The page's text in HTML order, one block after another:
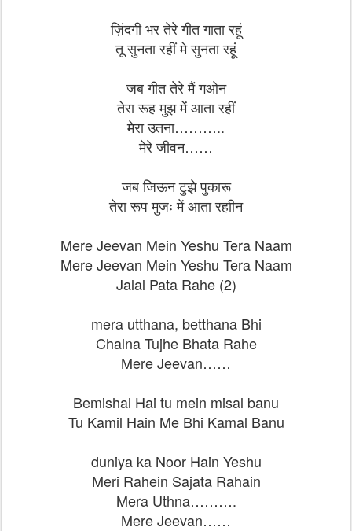
ज़िंदगी भर तेरे गीत गाता रहूं
तू सुनता रहीं मे सुनता रहूं
जब गीत तेरे मैं गओन
तेरा रूह मुझ में आता रहीं
मेरा उतना………..
मेरे जीवन……
जब जिऊन टुझे पुकारू
तेरा रूप मुजः में आता रहाीन
Mere Jeevan Mein Yeshu Tera Naam
Mere Jeevan Mein Yeshu Tera Naam
Jalal Pata Rahe (2)
mera utthana, betthana Bhi
Chalna Tujhe Bhata Rahe
Mere Jeevan……
Bemishal Hai tu mein misal banu
Tu Kamil Hain Me Bhi Kamal Banu
duniya ka Noor Hain Yeshu
Meri Rahein Sajata Rahain
Mera Uthna……….
Mere Jeevan……